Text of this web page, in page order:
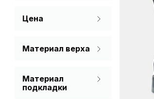
Цена
Материал верха
Материал
подкладки